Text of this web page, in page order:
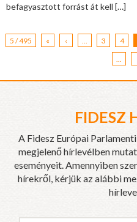
befagyasztott forrást át kell […]
5 / 495 « ‹ 3 4
FIDESZ
A Fidesz Európai
megjelenő hírlevélben
eseményeit. Amennyiben
hírekről, kérjük az alábbi